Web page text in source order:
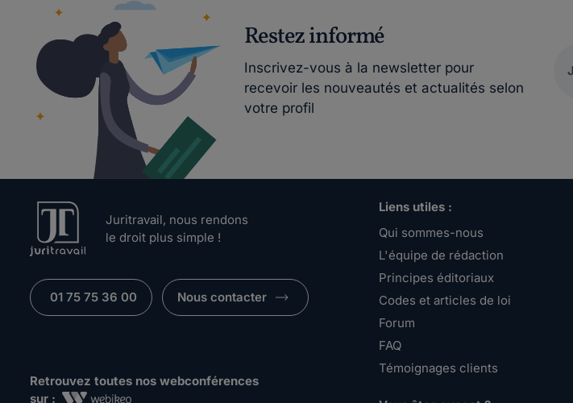
Restez informé
Inscrivez-vous à la newsletter pour
recevoir les nouveautés et actualités selon
votre profil
Juritravail, nous rendons
le droit plus simple !
01 75 75 36 00 Nous contacter
Retrouvez toutes nos webconférences
sur :
Liens utiles :
Qui sommes-nous
L'équipe de rédaction
Principes éditoriaux
Codes et articles de loi
Forum
FAQ
Témoignages clients